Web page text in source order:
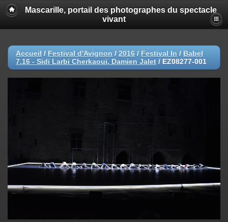
Mascarille, portail des photographes du spectacle
vivant
Accueil / Festival d'Avignon / 2016 / Festival In / Babel
7.16 - Sidi Larbi Cherkaoui, Damien Jalet / EZ08277-001